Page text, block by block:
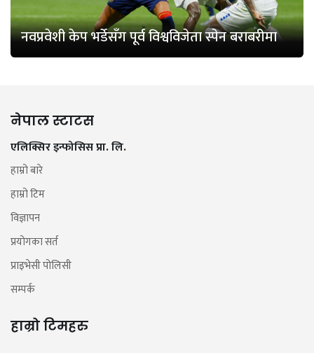
नवप्रवेशी केप भर्डेसँग पूर्व विश्वविजेता स्पेन बराबरीमा
नेपाल स्टाटस
एलिक्सिर इन्फोसिस प्रा. लि.
हाम्रो बारे
हाम्रो टिम
विज्ञापन
प्रयोगका सर्त
प्राइभेसी पोलिसी
सम्पर्क
हाम्रो टिमहरु